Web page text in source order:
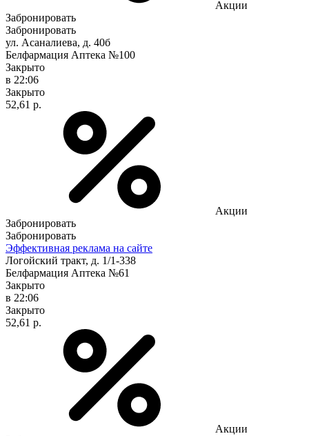
Акции
Забронировать
Забронировать
ул. Асаналиева, д. 40б
Белфармация Аптека №100
Закрыто
в 22:06
Закрыто
52,61 р.
Акции
Забронировать
Забронировать
Эффективная реклама на сайте
Логойский тракт, д. 1/1-338
Белфармация Аптека №61
Закрыто
в 22:06
Закрыто
52,61 р.
Акции